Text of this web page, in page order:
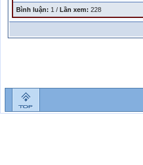
Bình luận: 1 / Lần xem: 228